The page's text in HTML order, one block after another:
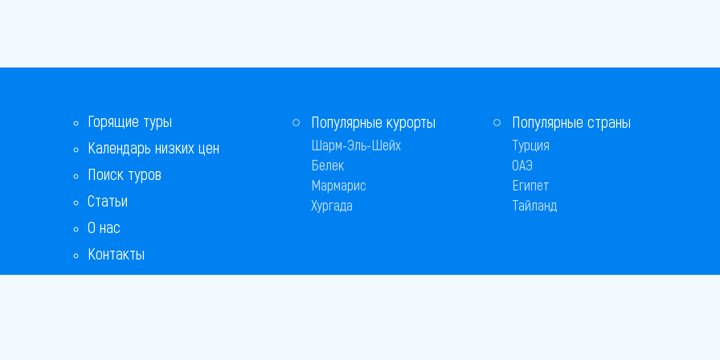
Горящие туры
Календарь низких цен
Поиск туров
Статьи
О нас
Контакты
Популярные курорты
Шарм-Эль-Шейх
Белек
Мармарис
Хургада
Популярные страны
Турция
ОАЭ
Египет
Тайланд